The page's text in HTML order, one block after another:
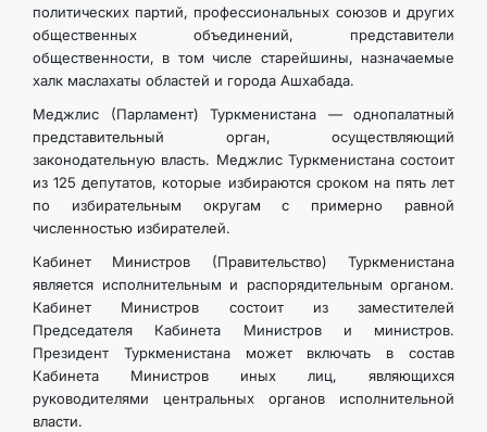
политических партий, профессиональных союзов и других
общественных объединений, представители
общественности, в том числе старейшины, назначаемые
халк маслахаты областей и города Ашхабада.
Меджлис (Парламент) Туркменистана — однопалатный
представительный орган, осуществляющий
законодательную власть. Меджлис Туркменистана состоит
из 125 депутатов, которые избираются сроком на пять лет
по избирательным округам с примерно равной
численностью избирателей.
Кабинет Министров (Правительство) Туркменистана
является исполнительным и распорядительным органом.
Кабинет Министров состоит из заместителей
Председателя Кабинета Министров и министров.
Президент Туркменистана может включать в состав
Кабинета Министров иных лиц, являющихся
руководителями центральных органов исполнительной
власти.